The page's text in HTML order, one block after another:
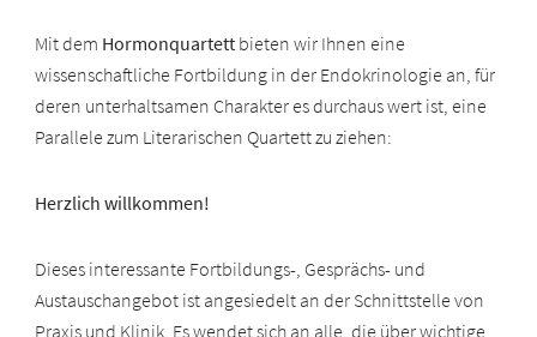
Mit dem Hormonquartett bieten wir Ihnen eine
wissenschaftliche Fortbildung in der Endokrinologie an, für
deren unterhaltsamen Charakter es durchaus wert ist, eine
Parallele zum Literarischen Quartett zu ziehen:
Herzlich willkommen!
Dieses interessante Fortbildungs-, Gesprächs- und
Austauschangebot ist angesiedelt an der Schnittstelle von
Praxis und Klinik. Es wendet sich an alle, die über wichtige